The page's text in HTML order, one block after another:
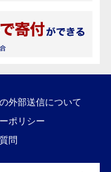
外部送信について
ポリシー
問